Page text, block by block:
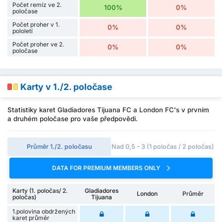
Počet remíz ve 2.
poločase
100% 0%
Počet proher v 1.
pololetí
0% 0%
Počet proher ve 2.
poločase
0% 0%
Karty v 1./2. poločase
Statistiky karet Gladiadores Tijuana FC a London FC's v prvním
a druhém poločase pro vaše předpovědi.
Průměr 1./2. poločasu Nad 0,5 - 3 (1 poločas / 2 poločas)
DATA FOR PREMIUM MEMBERS ONLY
Karty (1. poločas/ 2.
poločas)
Gladiadores
Tijuana
London Průměr
1.polovina obdržených
karet průměr